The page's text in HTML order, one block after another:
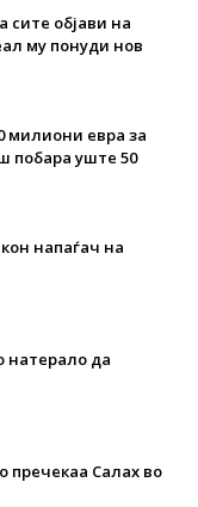
сите објави на
му понуди нов
милиони евра за
побара уште 50
напаѓач на
натерало да
пречекаа Салах во